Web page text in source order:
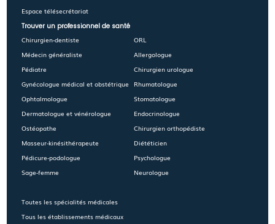
Espace télésecrétariat
Trouver un professionnel de santé
Chirurgien-dentiste
Médecin généraliste
Pédiatre
Gynécologue médical et obstétrique
Ophtalmologue
Dermatologue et vénérologue
Ostéopathe
Masseur-kinésithérapeute
Pédicure-podologue
Sage-femme
Toutes les spécialités médicales
Tous les établissements médicaux
ORL
Allergologue
Chirurgien urologue
Rhumatologue
Stomatologue
Endocrinologue
Chirurgien orthopédiste
Diététicien
Psychologue
Neurologue